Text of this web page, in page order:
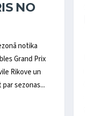
NO
notika
Grand Prix
Rikove un
sezonas...